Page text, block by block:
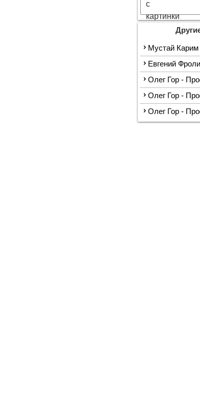
Мустай Карим
Евгений
Олег Гор -
Олег Гор -
Олег Гор -